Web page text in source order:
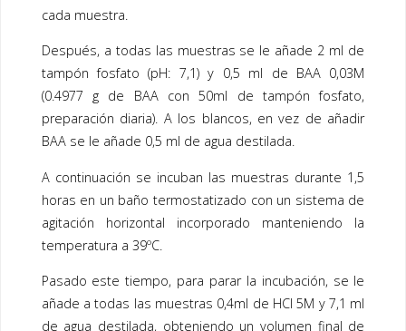
cada muestra.
Después, a todas las muestras se le añade 2 ml de
tampón fosfato (pH: 7,1) y 0,5 ml de BAA 0,03M
(0.4977 g de BAA con 50ml de tampón fosfato,
preparación diaria). A los blancos, en vez de añadir
BAA se le añade 0,5 ml de agua destilada.
A continuación se incuban las muestras durante 1,5
horas en un baño termostatizado con un sistema de
agitación horizontal incorporado manteniendo la
temperatura a 39ºC.
Pasado este tiempo, para parar la incubación, se le
añade a todas las muestras 0,4ml de HCl 5M y 7,1 ml
de agua destilada, obteniendo un volumen final de